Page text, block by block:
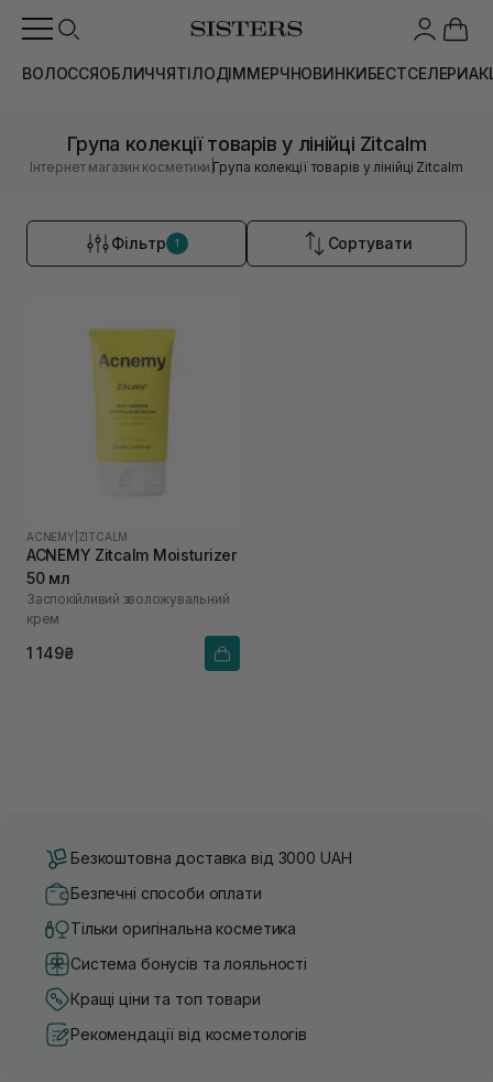
ВОЛОССЯОБЛИЧЧЯТІЛОДІММЕРЧНОВИНКИБЕСТСЕЛЕРИ
Група колекції товарів у лінійці Zitcalm
Інтернет магазин косметики |Група колекції товарів у лінійці Zitcalm
Фільтр 1 Сортувати
ACNEMY ZITCALM
ACNEMY Zitcalm Moisturizer
50 мл
Заспокійливий зволожувальний
крем
1 149₴
Безкоштовна доставка від 3000 UAH
Безпечні способи оплати
Тільки оригінальна косметика
Система бонусів та лояльності
Кращі ціни та топ товари
Рекомендації від косметологів